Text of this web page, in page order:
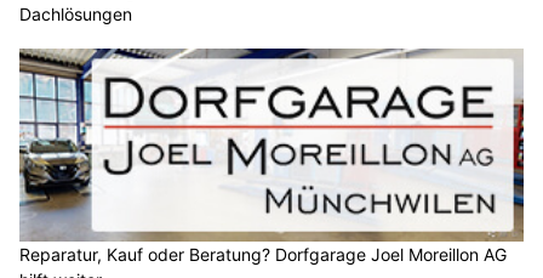
Dachlösungen
Reparatur, Kauf oder Beratung? Dorfgarage Joel Moreillon AG